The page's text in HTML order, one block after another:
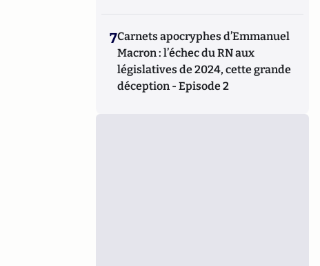
7Carnets apocryphes d’Emmanuel
Macron : l’échec du RN aux
législatives de 2024, cette grande
déception - Episode 2